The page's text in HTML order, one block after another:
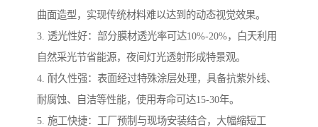
曲面造型，实现传统材料难以达到的动态视觉效果。
3. 透光性好：部分膜材透光率可达10%-20%，白天利用
自然采光节省能源，夜间灯光透射形成特景观。
4. 耐久性强：表面经过特殊涂层处理，具备抗紫外线、
耐腐蚀、自洁等性能，使用寿命可达15-30年。
5. 施工快捷：工厂预制与现场安装结合，大幅缩短工